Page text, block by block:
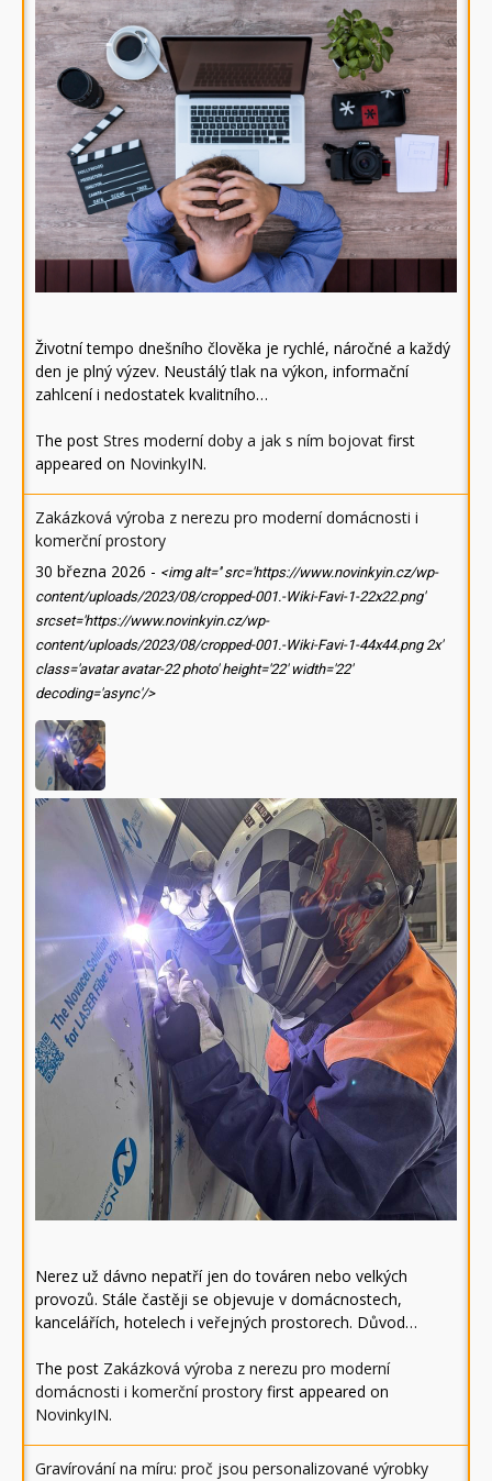
Životní tempo dnešního člověka je rychlé, náročné a každý
den je plný výzev. Neustálý tlak na výkon, informační
zahlcení i nedostatek kvalitního…
The post Stres moderní doby a jak s ním bojovat first
appeared on NovinkyIN.
Zakázková výroba z nerezu pro moderní domácnosti i
komerční prostory
30 března 2026 - <img alt='' src='https://www.novinkyin.cz/wp-
content/uploads/2023/08/cropped-001.-Wiki-Favi-1-22x22.png'
srcset='https://www.novinkyin.cz/wp-
content/uploads/2023/08/cropped-001.-Wiki-Favi-1-44x44.png 2x'
class='avatar avatar-22 photo' height='22' width='22'
decoding='async'/>
Nerez už dávno nepatří jen do továren nebo velkých
provozů. Stále častěji se objevuje v domácnostech,
kancelářích, hotelech i veřejných prostorech. Důvod…
The post Zakázková výroba z nerezu pro moderní
domácnosti i komerční prostory first appeared on
NovinkyIN.
Gravírování na míru: proč jsou personalizované výrobky